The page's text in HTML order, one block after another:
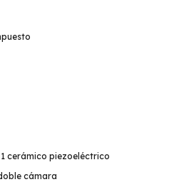
cerámico piezoeléctrico
cámara